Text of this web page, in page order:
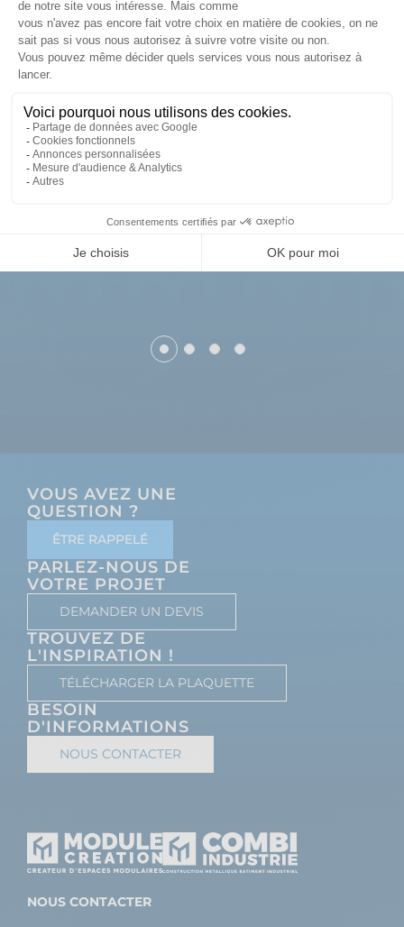
GALERIE PHOTOS
VOUS AVEZ UNE
QUESTION ?
ÊTRE RAPPELÉ
PARLEZ-NOUS DE
VOTRE PROJET
DEMANDER UN DEVIS
TROUVEZ DE
L'INSPIRATION !
TÉLÉCHARGER LA PLAQUETTE
BESOIN
D'INFORMATIONS
NOUS CONTACTER
NOUS CONTACTER